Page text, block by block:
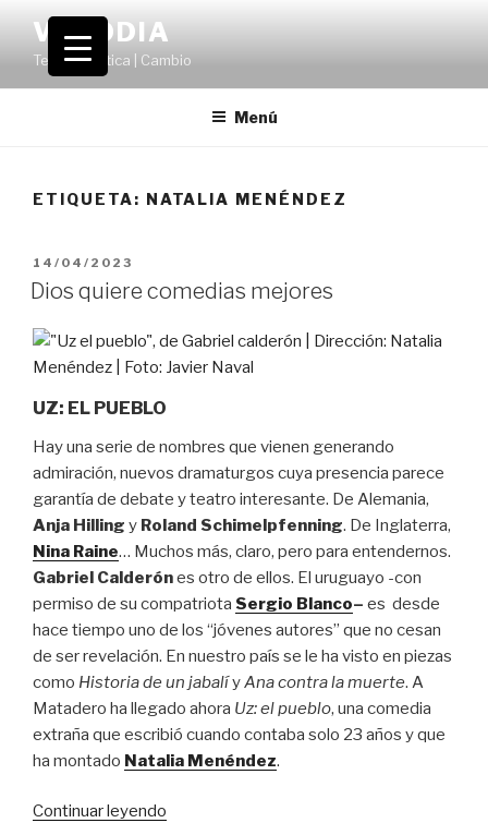
contenido
VOLODIA
Teatro | Crítica | Cambio
Menú
ETIQUETA: NATALIA MENÉNDEZ
PUBLICADO
EL
14/04/2023
Dios quiere comedias mejores
UZ: EL PUEBLO
Hay una serie de nombres que vienen generando
admiración, nuevos dramaturgos cuya presencia parece
garantía de debate y teatro interesante. De Alemania,
Anja Hilling y Roland Schimelpfenning. De Inglaterra,
Nina Raine… Muchos más, claro, pero para entendernos.
Gabriel Calderónes otro de ellos. El uruguayo -con
permiso de su compatriota Sergio Blanco– es desde
hace tiempo uno de los “jóvenes autores” que no cesan
de ser revelación. En nuestro país se le ha visto en piezas
como Historia de un jabalíyAna contra la muerte. A
Matadero ha llegado ahora Uz: el pueblo, una comedia
extraña que escribió cuando contaba solo 23 años y que
ha montado Natalia Menéndez.
Continuar leyendo